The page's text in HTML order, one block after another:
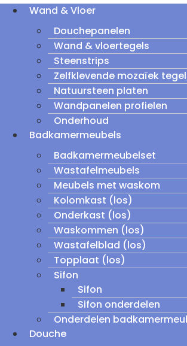
Wand & Vloer
Douchepanelen
Wand & vloertegels
Steenstrips
Zelfklevende mozaïek
Natuursteen platen
Wandpanelen profielen
Onderhoud
Badkamermeubels
Badkamermeubelset
Wastafelmeubels
Meubels met waskom
Kolomkast (los)
Onderkast (los)
Waskommen (los)
Wastafelblad (los)
Topplaat (los)
Sifon
Sifon
Sifon onderdelen
Onderdelen
Douche